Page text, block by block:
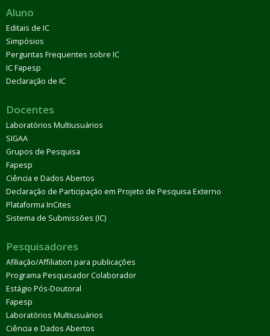
Aluno
Editais de IC
Simpósios
Perguntas Frequentes sobre IC
IC Fapesp
Declaração de IC
Docentes
Laboratórios Multiusuários
SIGAA
Grupos de Pesquisa
Fapesp
Ciência e Dados Abertos
Declaração de Participação em Projeto de Pesquisa Externo
Plataforma InCites
Sistema de Submissões (IC)
Pesquisadores
Afiliação/Affiliation para publicações
Programa Pesquisador Colaborador
Estágio Pós-Doutoral
Fapesp
Laboratórios Multiusuários
Ciência e Dados Abertos